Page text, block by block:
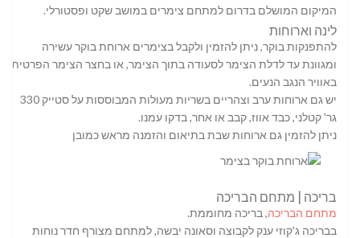
המיקום המושלם בדרום למתחם צימרים במושב שקט ופסטורלי.
לינה וארוחות
להתפנקות בוקר, ניתן להזמין ולקבל בצימרים ארוחת בוקר עשירה
ומגוונת עד לדלת הצימר לסעודה בתוך הצימר, או בחצר הצימר הפרטית
באוויר הנגב הנעים.
יש גם ארוחות ערב וצהריים בשריות מעולות המבוססות על סטייק 330
גר' קטלני, כבד אווז, קבב או אחר, בדקו עמנו.
ניתן להזמין גם ארוחות שבת בתיאום והזמנה מראש כמובן
בריכה | מתחם הבריכה
מתחם הבריכה, בריכה מחוממת.
בבריכה ג'קוזי ענק לקבוצה וסאונה יבשה, למתחם מצורף חדר נוחות